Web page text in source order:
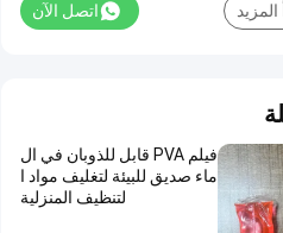
اتصل الآن المزيد
فيلم PVA قابل للذوبان في ال
ماء صديق للبيئة لتغليف مواد ا
لتنظيف المنزلية